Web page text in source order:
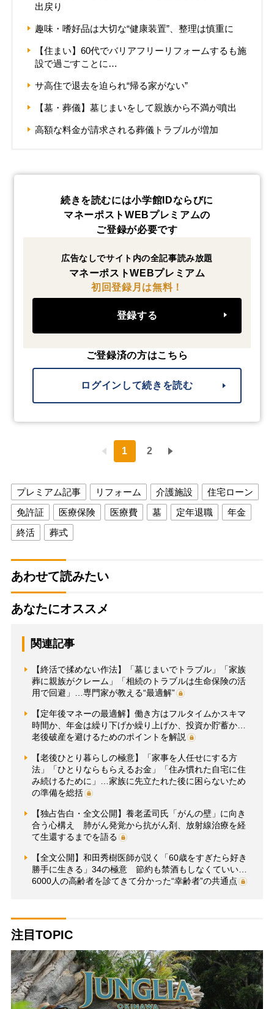
出戻り
趣味・嗜好品は大切な“健康装置”、整理は慎重に
【住まい】60代でバリアフリーリフォームするも施
設で過ごすことに…
サ高住で退去を迫られ“帰る家がない”
【墓・葬儀】墓じまいをして親族から不満が噴出
高額な料金が請求される葬儀トラブルが増加
続きを読むには小学館IDならびに
マネーポストWEBプレミアムの
ご登録が必要です
広告なしでサイト内の全記事読み放題
マネーポストWEBプレミアム
初回登録月は無料！
登録する
ご登録済の方はこちら
ログインして続きを読む
1 2
プレミアム記事 リフォーム 介護施設
住宅ローン
免許証
医療保険 医療費 墓 定年退職
年金
終活
葬式
あわせて読みたい
あなたにオススメ
関連記事
【終活で揉めない作法】「墓じまいでトラブル」「家族
葬に親族がクレーム」「相続のトラブルは生命保険の活
用で回避」…専門家が教える“最適解”
【定年後マネーの最適解】働き方はフルタイムかスキマ
時間か、年金は繰り下げか繰り上げか、投資か貯蓄か…
老後破産を避けるためのポイントを解説
【老後ひとり暮らしの極意】「家事を人任せにする方
法」「ひとりならもらえるお金」「住み慣れた自宅に住
み続けるために」…家族に先立たれた後に困らないため
の準備を総括
【独占告白・全文公開】養老孟司氏「がんの壁」に向き
合う心構え 肺がん発覚から抗がん剤、放射線治療を経
て生還するまでを語る
【全文公開】和田秀樹医師が説く「60歳をすぎたら好き
勝手に生きる」34の極意 節約も禁酒もしなくていい…
6000人の高齢者を診てきて分かった“幸齢者”の共通点
注目TOPIC